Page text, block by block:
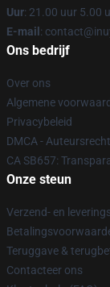
Uur: 21.00 uur 5.00
E-mail :
Ons bedrijf
Over ons
Algemene
Privacybeleid
DMCA -
CA SB657:
Onze steun
Verzend- en
Teruggave &
Contacteer ons